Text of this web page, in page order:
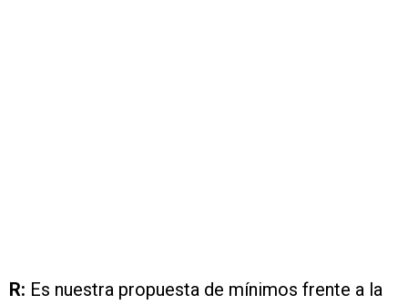
R: Es nuestra propuesta de mínimos frente a la